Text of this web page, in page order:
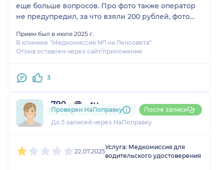
еще больше вопросов. Про фото также оператор
не предупредил, за что взяли 200 рублей, фото
делала флюшку, что скостило мне 500 рублей.
Прошла все кабинеты достаточно быстро, в
переговоров в регистратуре, так как его в итоге в
Впечатление спорное.
Перечень вошедших услуг в договор, где куда-то
исчезли 2000 рублей:
УЗИ органов малого таза-800,00
Прием был в июле 2025 г.
В клинике "Медкомиссия №1 на Ленсовета"
Отзыв оставлен через сайт/приложение
3
790....@....ru
1 отзыв
До 5 записей через НаПоправку
Проверен НаПоправку После записи
22.07.2025
Услуга: Медкомиссия для
водительского удостоверения